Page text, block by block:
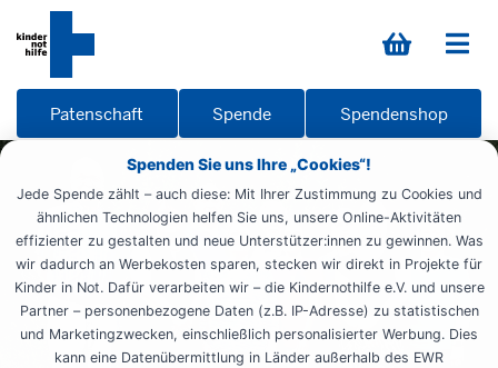
Spenden Sie uns Ihre „Cookies“!
Jede Spende zählt – auch diese: Mit Ihrer Zustimmung zu Cookies und
ähnlichen Technologien helfen Sie uns, unsere Online-Aktivitäten
effizienter zu gestalten und neue Unterstützer:innen zu gewinnen. Was
wir dadurch an Werbekosten sparen, stecken wir direkt in Projekte für
Kinder in Not. Dafür verarbeiten wir – die Kindernothilfe e.V. und unsere
Partner – personenbezogene Daten (z.B. IP-Adresse) zu statistischen
und Marketingzwecken, einschließlich personalisierter Werbung. Dies
kann eine Datenübermittlung in Länder außerhalb des EWR
Patenschaft Spende Spendenshop